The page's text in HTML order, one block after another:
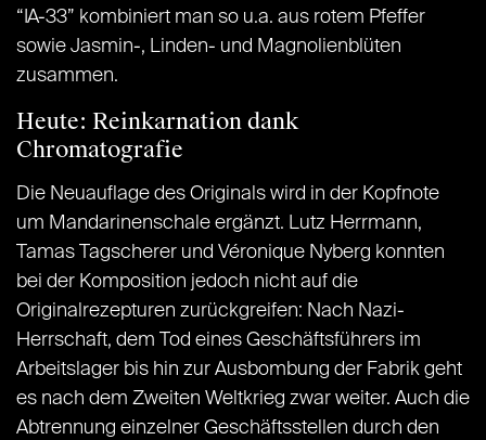
“IA-33” kombiniert man so u.a. aus rotem Pfeffer
sowie Jasmin-, Linden- und Magnolienblüten
zusammen.
Heute: Reinkarnation dank
Chromatografie
Die Neuauflage des Originals wird in der Kopfnote
um Mandarinenschale ergänzt. Lutz Herrmann,
Tamas Tagscherer und Véronique Nyberg konnten
bei der Komposition jedoch nicht auf die
Originalrezepturen zurückgreifen: Nach Nazi-
Herrschaft, dem Tod eines Geschäftsführers im
Arbeitslager bis hin zur Ausbombung der Fabrik geht
es nach dem Zweiten Weltkrieg zwar weiter. Auch die
Abtrennung einzelner Geschäftsstellen durch den